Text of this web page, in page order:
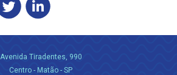
Avenida Tiradentes, 990
Centro - Matão - SP